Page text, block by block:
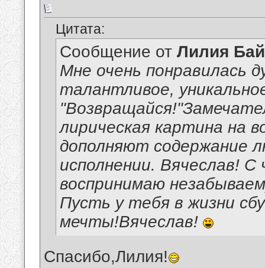
Цитата:
Сообщение от Лилия
Мне очень понравилась
талантливое,
лирическая картина на
дополняют содержание
исполнении. Вячеслав!
воспринимаю
Пусть у тебя в жизни
мечты!Вячеслав!
Спасибо,Лилия!